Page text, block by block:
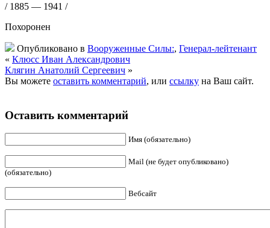
/ 1885 — 1941 /
Похоронен
Опубликовано в Вооруженные Силы:, Генерал-лейтенант
« Клюсс Иван Александрович
Клягин Анатолий Сергеевич »
Вы можете оставить комментарий, или ссылку на Ваш сайт.
Оставить комментарий
Имя (обязательно)
Mail (не будет опубликовано)
(обязательно)
Вебсайт